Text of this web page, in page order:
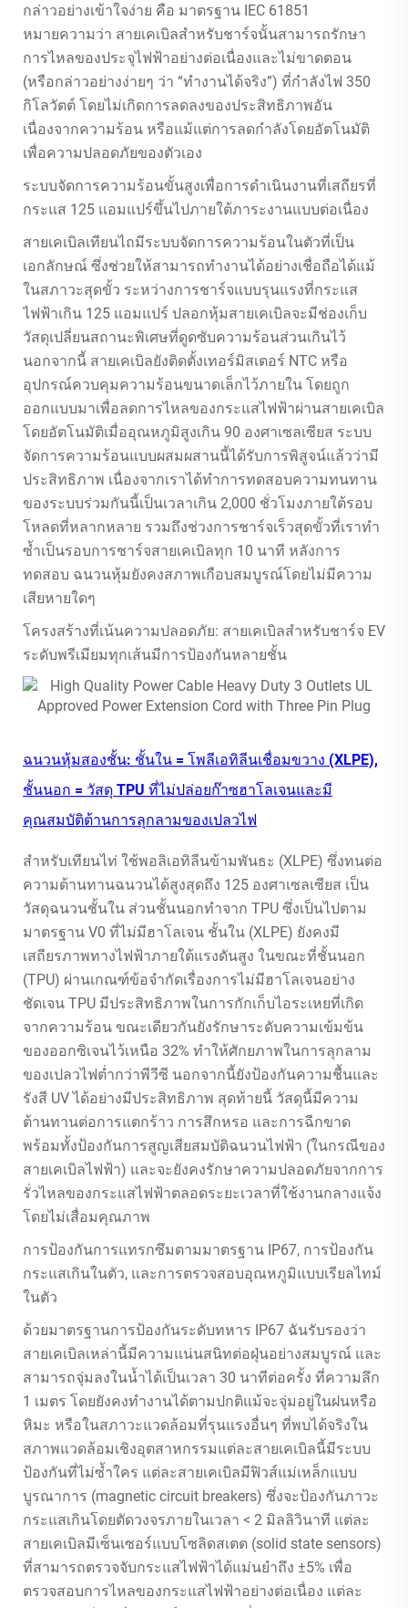
กล่าวอย่างเข้าใจง่าย คือ มาตรฐาน IEC 61851
หมายความว่า สายเคเบิลสำหรับชาร์จนั้นสามารถรักษา
การไหลของประจุไฟฟ้าอย่างต่อเนื่องและไม่ขาดตอน
(หรือกล่าวอย่างง่ายๆ ว่า “ทำงานได้จริง”) ที่กำลังไฟ 350
กิโลวัตต์ โดยไม่เกิดการลดลงของประสิทธิภาพอัน
เนื่องจากความร้อน หรือแม้แต่การลดกำลังโดยอัตโนมัติ
เพื่อความปลอดภัยของตัวเอง
ระบบจัดการความร้อนขั้นสูงเพื่อการดำเนินงานที่เสถียรที่
กระแส 125 แอมแปร์ขึ้นไปภายใต้ภาระงานแบบต่อเนื่อง
สายเคเบิลเทียนไถมีระบบจัดการความร้อนในตัวที่เป็น
เอกลักษณ์ ซึ่งช่วยให้สามารถทำงานได้อย่างเชื่อถือได้แม้
ในสภาวะสุดขั้ว ระหว่างการชาร์จแบบรุนแรงที่กระแส
ไฟฟ้าเกิน 125 แอมแปร์ ปลอกหุ้มสายเคเบิลจะมีช่องเก็บ
วัสดุเปลี่ยนสถานะพิเศษที่ดูดซับความร้อนส่วนเกินไว้
นอกจากนี้ สายเคเบิลยังติดตั้งเทอร์มิสเตอร์ NTC หรือ
อุปกรณ์ควบคุมความร้อนขนาดเล็กไว้ภายใน โดยถูก
ออกแบบมาเพื่อลดการไหลของกระแสไฟฟ้าผ่านสายเคเบิล
โดยอัตโนมัติเมื่ออุณหภูมิสูงเกิน 90 องศาเซลเซียส ระบบ
จัดการความร้อนแบบผสมผสานนี้ได้รับการพิสูจน์แล้วว่ามี
ประสิทธิภาพ เนื่องจากเราได้ทำการทดสอบความทนทาน
ของระบบร่วมกันนี้เป็นเวลาเกิน 2,000 ชั่วโมงภายใต้รอบ
โหลดที่หลากหลาย รวมถึงช่วงการชาร์จเร็วสุดขั้วที่เราทำ
ซ้ำเป็นรอบการชาร์จสายเคเบิลทุก 10 นาที หลังการ
ทดสอบ ฉนวนหุ้มยังคงสภาพเกือบสมบูรณ์โดยไม่มีความ
เสียหายใดๆ
โครงสร้างที่เน้นความปลอดภัย: สายเคเบิลสำหรับชาร์จ EV
ระดับพรีเมียมทุกเส้นมีการป้องกันหลายชั้น
ฉนวนหุ้มสองชั้น: ชั้นใน = โพลีเอทิลีนเชื่อมขวาง (XLPE),
ชั้นนอก = วัสดุ TPU ที่ไม่ปล่อยก๊าซฮาโลเจนและมี
คุณสมบัติต้านการลุกลามของเปลวไฟ
สำหรับเทียนไท่ ใช้พอลิเอทิลีนข้ามพันธะ (XLPE) ซึ่งทนต่อ
ความต้านทานฉนวนได้สูงสุดถึง 125 องศาเซลเซียส เป็น
วัสดุฉนวนชั้นใน ส่วนชั้นนอกทำจาก TPU ซึ่งเป็นไปตาม
มาตรฐาน V0 ที่ไม่มีฮาโลเจน ชั้นใน (XLPE) ยังคงมี
เสถียรภาพทางไฟฟ้าภายใต้แรงดันสูง ในขณะที่ชั้นนอก
(TPU) ผ่านเกณฑ์ข้อจำกัดเรื่องการไม่มีฮาโลเจนอย่าง
ชัดเจน TPU มีประสิทธิภาพในการกักเก็บไอระเหยที่เกิด
จากความร้อน ขณะเดียวกันยังรักษาระดับความเข้มข้น
ของออกซิเจนไว้เหนือ 32% ทำให้ศักยภาพในการลุกลาม
ของเปลวไฟต่ำกว่าพีวีซี นอกจากนี้ยังป้องกันความชื้นและ
รังสี UV ได้อย่างมีประสิทธิภาพ สุดท้ายนี้ วัสดุนี้มีความ
ต้านทานต่อการแตกร้าว การสึกหรอ และการฉีกขาด
พร้อมทั้งป้องกันการสูญเสียสมบัติฉนวนไฟฟ้า (ในกรณีของ
สายเคเบิลไฟฟ้า) และจะยังคงรักษาความปลอดภัยจากการ
รั่วไหลของกระแสไฟฟ้าตลอดระยะเวลาที่ใช้งานกลางแจ้ง
โดยไม่เสื่อมคุณภาพ
การป้องกันการแทรกซึมตามมาตรฐาน IP67, การป้องกัน
กระแสเกินในตัว, และการตรวจสอบอุณหภูมิแบบเรียลไทม์
ในตัว
ด้วยมาตรฐานการป้องกันระดับทหาร IP67 ฉันรับรองว่า
สายเคเบิลเหล่านี้มีความแน่นสนิทต่อฝุ่นอย่างสมบูรณ์ และ
สามารถจุ่มลงในน้ำได้เป็นเวลา 30 นาทีต่อครั้ง ที่ความลึก
1 เมตร โดยยังคงทำงานได้ตามปกติแม้จะจุ่มอยู่ในฝนหรือ
หิมะ หรือในสภาวะแวดล้อมที่รุนแรงอื่นๆ ที่พบได้จริงใน
สภาพแวดล้อมเชิงอุตสาหกรรมแต่ละสายเคเบิลนี้มีระบบ
ป้องกันที่ไม่ซ้ำใคร แต่ละสายเคเบิลมีฟิวส์แม่เหล็กแบบ
บูรณาการ (magnetic circuit breakers) ซึ่งจะป้องกันภาวะ
กระแสเกินโดยตัดวงจรภายในเวลา < 2 มิลลิวินาที แต่ละ
สายเคเบิลมีเซ็นเซอร์แบบโซลิดสเตต (solid state sensors)
ที่สามารถตรวจจับกระแสไฟฟ้าได้แม่นยำถึง ±5% เพื่อ
ตรวจสอบการไหลของกระแสไฟฟ้าอย่างต่อเนื่อง แต่ละ